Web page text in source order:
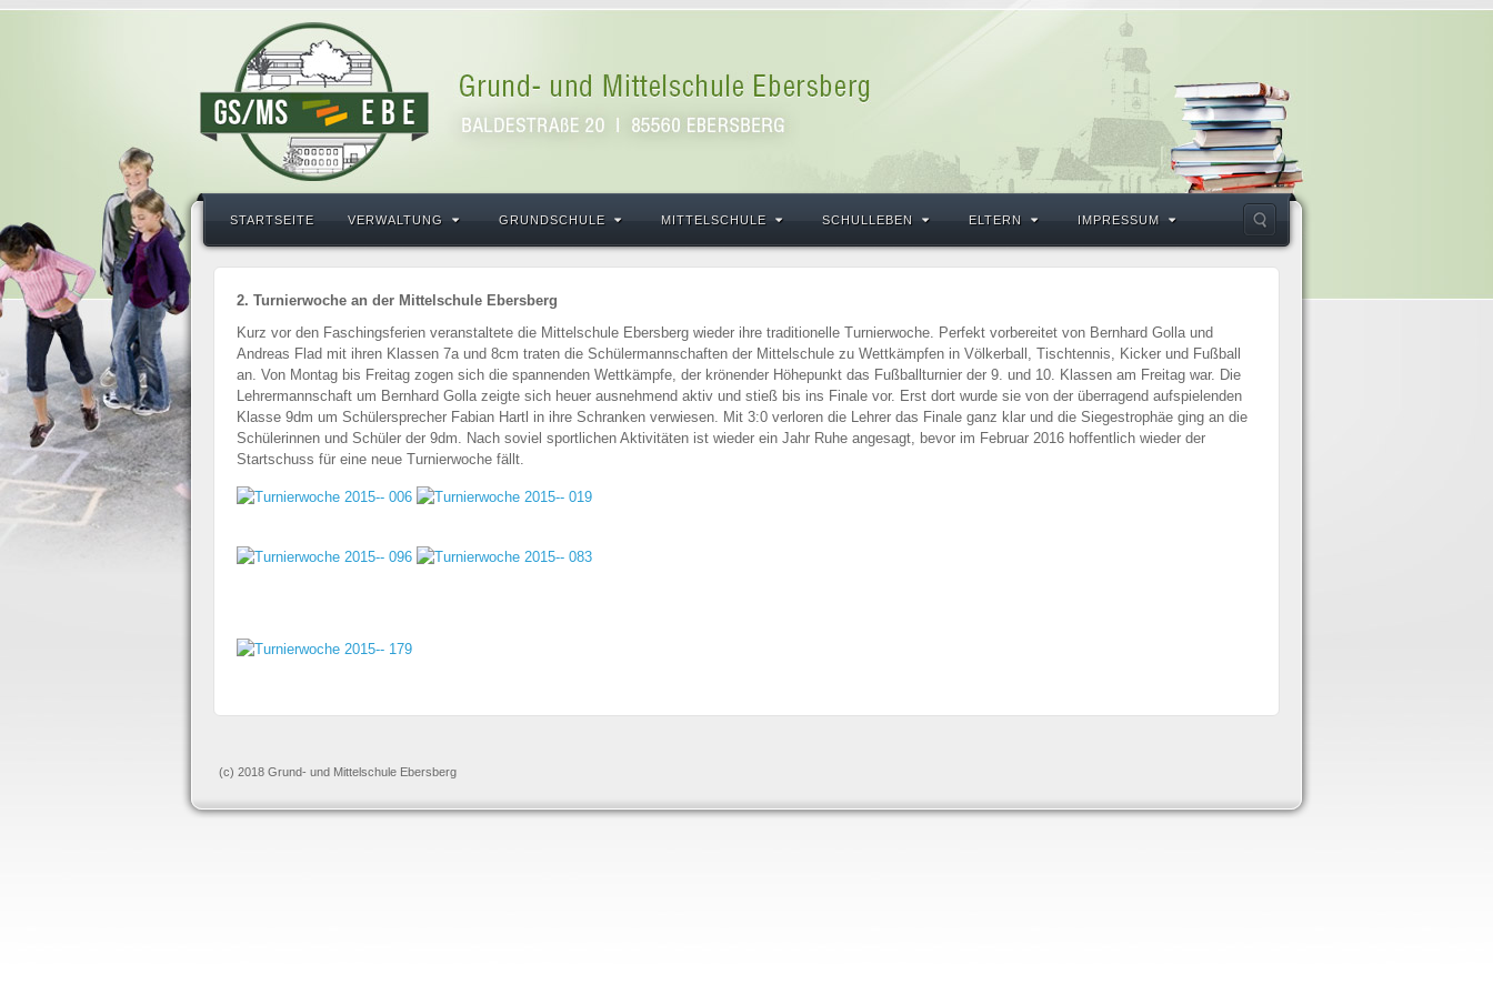
STARTSEITE VERWALTUNG GRUNDSCHULE MITTELSCHULE SCHULLEBEN ELTERN IMPRESSUM
2. Turnierwoche an der Mittelschule Ebersberg
Kurz vor den Faschingsferien veranstaltete die Mittelschule Ebersberg wieder ihre traditionelle Turnierwoche. Perfekt vorbereitet von Bernhard Golla und
Andreas Flad mit ihren Klassen 7a und 8cm traten die Schülermannschaften der Mittelschule zu Wettkämpfen in Völkerball, Tischtennis, Kicker und Fußball
an. Von Montag bis Freitag zogen sich die spannenden Wettkämpfe, der krönender Höhepunkt das Fußballturnier der 9. und 10. Klassen am Freitag war. Die
Lehrermannschaft um Bernhard Golla zeigte sich heuer ausnehmend aktiv und stieß bis ins Finale vor. Erst dort wurde sie von der überragend aufspielenden
Klasse 9dm um Schülersprecher Fabian Hartl in ihre Schranken verwiesen. Mit 3:0 verloren die Lehrer das Finale ganz klar und die Siegestrophäe ging an die
Schülerinnen und Schüler der 9dm. Nach soviel sportlichen Aktivitäten ist wieder ein Jahr Ruhe angesagt, bevor im Februar 2016 hoffentlich wieder der
Startschuss für eine neue Turnierwoche fällt.
(c) 2018 Grund- und Mittelschule Ebersberg